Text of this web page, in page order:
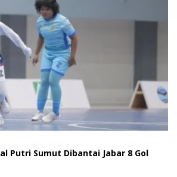
Putri Sumut Dibantai Jabar 8 Gol